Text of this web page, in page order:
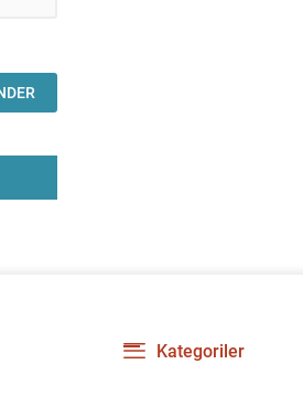
Kategoriler